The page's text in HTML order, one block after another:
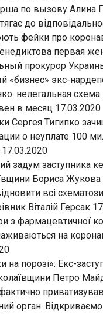
по вызову Алина
до
фейки про
первая
прокурор
«бизнес» экс-
нелегальная
в месяц 17.03.2020
Сергея Тигипко
о неуплате 100
задум заступника
Бориса Жукова
всі
Віталій Герсак
з фармацевтичної
на
на порозі»: Екс-
Петро
орган.